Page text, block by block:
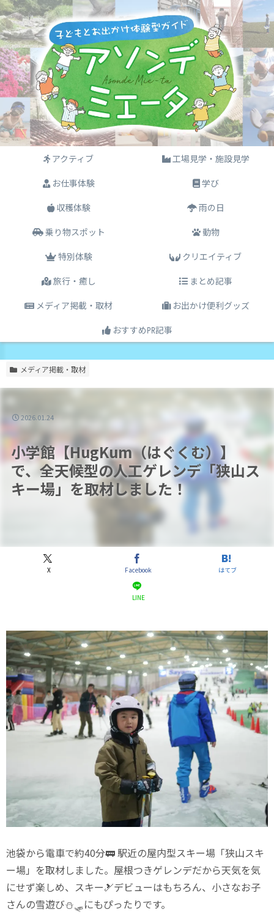
アクティブ
工場見学・施設見学
お仕事体験
学び
収穫体験
雨の日
乗り物スポット
動物
特別体験
クリエイティブ
旅行・癒し
まとめ記事
メディア掲載・取材
お出かけ便利グッズ
おすすめ㏚記事
メディア掲載・取材
小学館【HugKum（はぐくむ）】
で、全天候型の人工ゲレンデ「狭山ス
キー場」を取材しました！
X Facebook はてブ
LINE
2026.01.24
池袋から電車で約40分🚃 駅近の屋内型スキー場「狭山スキ
ー場」を取材しました。屋根つきゲレンデだから天気を気
にせず楽しめ、スキー🎿デビューはもちろん、小さなお子
さんの雪遊び⛄🛷にもぴったりです。